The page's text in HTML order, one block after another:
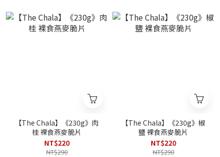
【The Chala】《230g》肉
桂 裸食燕麥脆片
NT$220
NT$290
【The Chala】《230g》椒
鹽 裸食燕麥脆片
NT$220
NT$290